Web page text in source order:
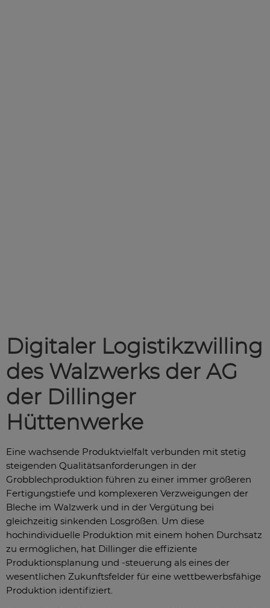
Digitaler Logistikzwilling
des Walzwerks der AG
der Dillinger
Hüttenwerke
Eine wachsende Produktvielfalt verbunden mit stetig
steigenden Qualitätsanforderungen in der
Grobblechproduktion führen zu einer immer größeren
Fertigungstiefe und komplexeren Verzweigungen der
Bleche im Walzwerk und in der Vergütung bei
gleichzeitig sinkenden Losgrößen. Um diese
hochindividuelle Produktion mit einem hohen Durchsatz
zu ermöglichen, hat Dillinger die effiziente
Produktionsplanung und -steuerung als eines der
wesentlichen Zukunftsfelder für eine wettbewerbsfähige
Produktion identifiziert.